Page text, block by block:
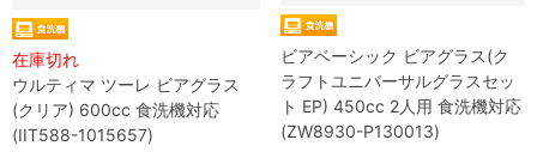
在庫切れ
ウルティマ ツーレ ビアグラス
(クリア) 600cc 食洗機対応
(IIT588-1015657)
ビアベーシック ビアグラス(ク
ラフトユニバーサルグラスセッ
ト EP) 450cc 2人用 食洗機対応
(ZW8930-P130013)